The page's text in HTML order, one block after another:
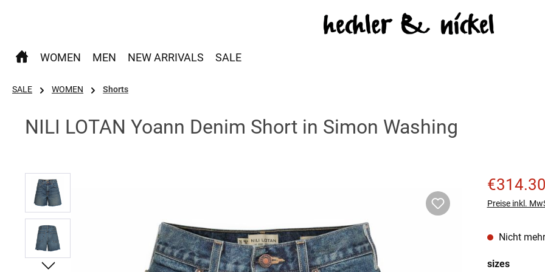
WOMEN MEN NEW ARRIVALS SALE
SALE WOMEN Shorts
NILI LOTAN Yoann Denim Short in Simon Washing
Bildergalerie überspringen Verkaufspreis:
€314.30
Preise inkl.
Nicht
sizes